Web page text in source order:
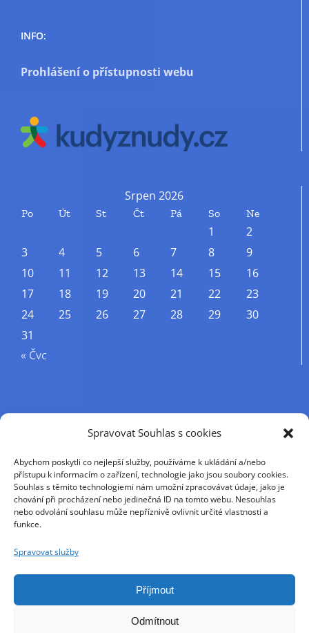
Spravovat Souhlas s cookies
Abychom poskytli co nejlepší služby, používáme k ukládání a/nebo
přístupu k informacím o zařízení, technologie jako jsou soubory cookies.
Souhlas s těmito technologiemi nám umožní zpracovávat údaje, jako je
chování při procházení nebo jedinečná ID na tomto webu. Nesouhlas
nebo odvolání souhlasu může nepříznivě ovlivnit určité vlastnosti a
funkce.
Spravovat služby
Příjmout
Odmítnout
INFO:
Prohlášení o přístupnosti webu
Srpen 2026
Po Út St Čt Pá So Ne
1
2
3
4 5 6 7 8
9
10
11 12 13 14 15
16
17
18 19 20 21 22
23
24
25 26 27 28 29
30
31
« Čvc
Příjmení
Křestní jméno
E-mail
Pokračováním přijímáte zásady ochrany osobních